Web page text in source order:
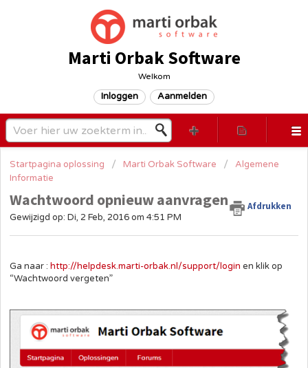
Marti Orbak Software
Welkom
Inloggen Aanmelden
Startpagina oplossing Marti Orbak Software
Algemene
Informatie
Wachtwoord opnieuw aanvragen Afdrukken
Gewijzigd op: Di, 2 Feb, 2016 om 4:51 PM
Ga naar : http://helpdesk.marti-orbak.nl/support/login en klik op
“Wachtwoord vergeten”